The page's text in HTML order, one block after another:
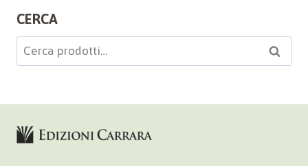
CERCA
Cerca: Cerca